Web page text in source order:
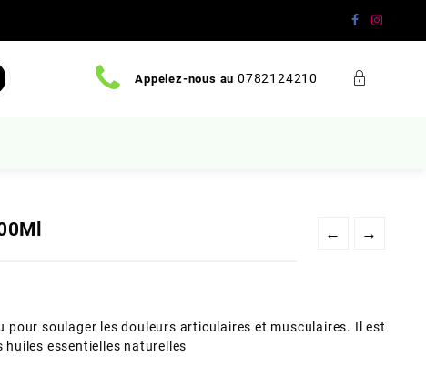
Appelez-nous au 0782124210
← →
soulager les douleurs articulaires et musculaires. Il est
essentielles naturelles